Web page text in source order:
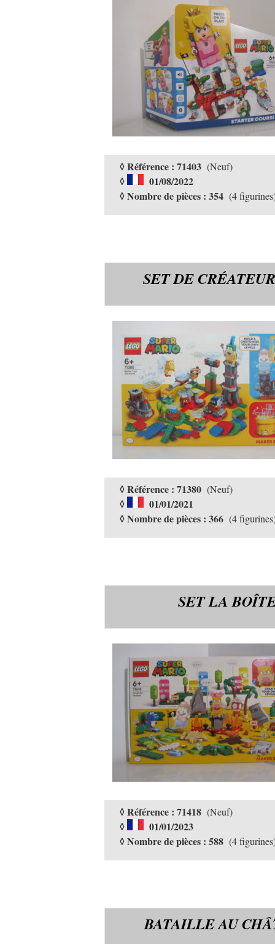
◊ Référence : 71403 (Neuf)
◊
01/08/2022
◊ Nombre de pièces : 354 (4
SET DE
◊ Référence : 71380 (Neuf)
◊
01/01/2021
◊ Nombre de pièces : 366 (4
SET LA
◊ Référence : 71418 (Neuf)
◊
01/01/2023
◊ Nombre de pièces : 588 (4
BATAILLE AU CHÂ